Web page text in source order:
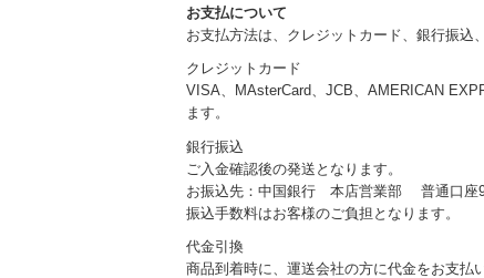
お支払について
お支払方法は、クレジットカード、銀行振込
クレジットカード
VISA、MAsterCard、JCB、AMERICAN
ます。
銀行振込
ご入金確認後の発送となります。
お振込先：中国銀行 本店営業部 普通口座
振込手数料はお客様のご負担となります。
代金引換
商品到着時に、運送会社の方に代金をお支払